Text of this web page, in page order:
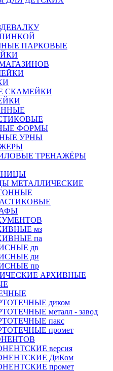
ПАРКОВЫЕ
СКАМЕЙКИ
ФОРМЫ
УРНЫ
ТРЕНАЖЁРЫ
МЕТАЛЛИЧЕСКИЕ
мз
па
дв
ди
пр
АРХИВНЫЕ
диком
металл - завод
пакс
промет
версия
ДиКом
промет